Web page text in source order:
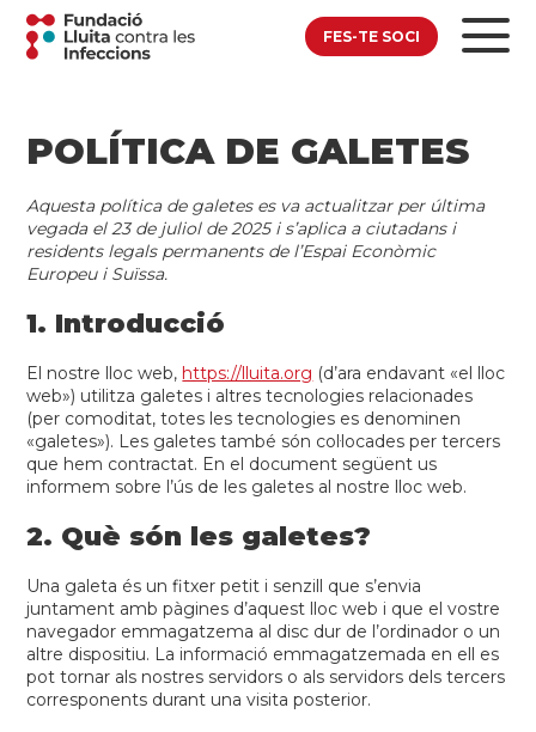
FES-TE SOCI
POLÍTICA DE GALETES
Aquesta política de galetes es va actualitzar per última
vegada el 23 de juliol de 2025 i s’aplica a ciutadans i
residents legals permanents de l’Espai Econòmic
Europeu i Suïssa.
1. Introducció
El nostre lloc web, https://lluita.org (d’ara endavant «el lloc
web») utilitza galetes i altres tecnologies relacionades
(per comoditat, totes les tecnologies es denominen
«galetes»). Les galetes també són col·locades per tercers
que hem contractat. En el document següent us
informem sobre l’ús de les galetes al nostre lloc web.
2. Què són les galetes?
Una galeta és un fitxer petit i senzill que s’envia
juntament amb pàgines d’aquest lloc web i que el vostre
navegador emmagatzema al disc dur de l’ordinador o un
altre dispositiu. La informació emmagatzemada en ell es
pot tornar als nostres servidors o als servidors dels tercers
corresponents durant una visita posterior.